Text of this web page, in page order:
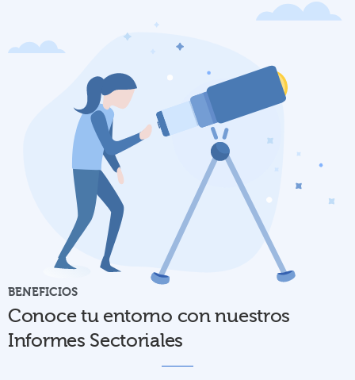
BENEFICIOS
Conoce tu entorno con nuestros
Informes Sectoriales